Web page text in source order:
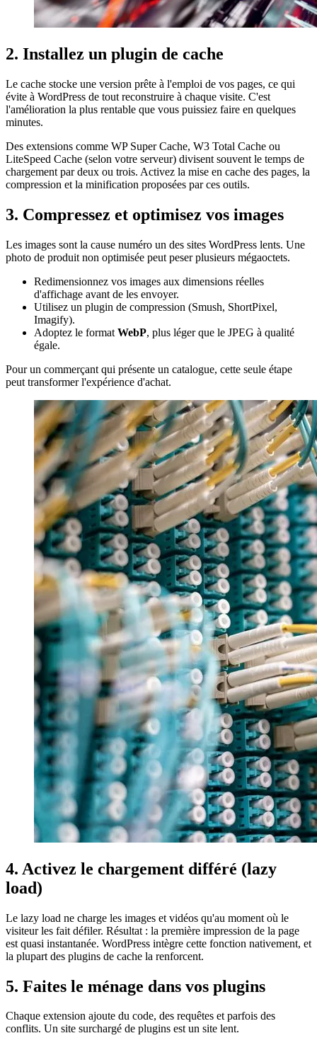
2. Installez un plugin de cache
Le cache stocke une version prête à l'emploi de vos pages, ce qui
évite à WordPress de tout reconstruire à chaque visite. C'est
l'amélioration la plus rentable que vous puissiez faire en quelques
minutes.
Des extensions comme WP Super Cache, W3 Total Cache ou
LiteSpeed Cache (selon votre serveur) divisent souvent le temps de
chargement par deux ou trois. Activez la mise en cache des pages, la
compression et la minification proposées par ces outils.
3. Compressez et optimisez vos images
Les images sont la cause numéro un des sites WordPress lents. Une
photo de produit non optimisée peut peser plusieurs mégaoctets.
Redimensionnez vos images aux dimensions réelles
d'affichage avant de les envoyer.
Utilisez un plugin de compression (Smush, ShortPixel,
Imagify).
Adoptez le format WebP, plus léger que le JPEG à qualité
égale.
Pour un commerçant qui présente un catalogue, cette seule étape
peut transformer l'expérience d'achat.
4. Activez le chargement différé (lazy
load)
Le lazy load ne charge les images et vidéos qu'au moment où le
visiteur les fait défiler. Résultat : la première impression de la page
est quasi instantanée. WordPress intègre cette fonction nativement, et
la plupart des plugins de cache la renforcent.
5. Faites le ménage dans vos plugins
Chaque extension ajoute du code, des requêtes et parfois des
conflits. Un site surchargé de plugins est un site lent.